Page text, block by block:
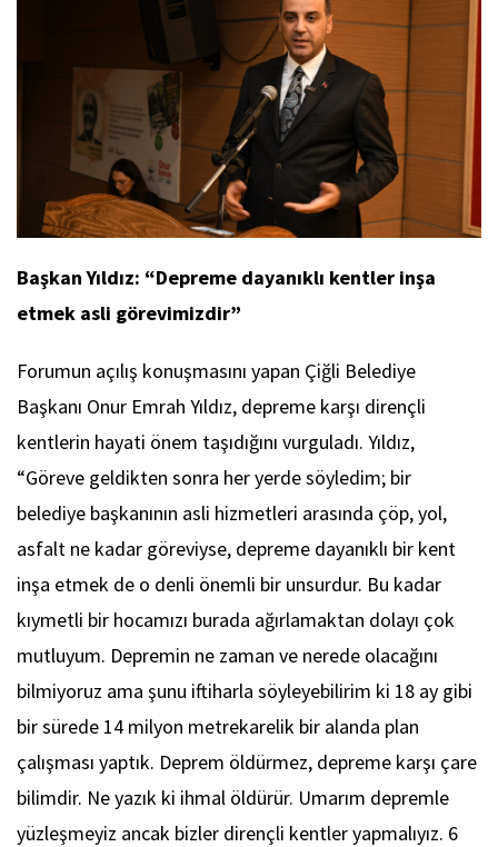
Başkan Yıldız: “Depreme dayanıklı kentler inşa
etmek asli görevimizdir”
Forumun açılış konuşmasını yapan Çiğli Belediye
Başkanı Onur Emrah Yıldız, depreme karşı dirençli
kentlerin hayati önem taşıdığını vurguladı. Yıldız,
“Göreve geldikten sonra her yerde söyledim; bir
belediye başkanının asli hizmetleri arasında çöp, yol,
asfalt ne kadar göreviyse, depreme dayanıklı bir kent
inşa etmek de o denli önemli bir unsurdur. Bu kadar
kıymetli bir hocamızı burada ağırlamaktan dolayı çok
mutluyum. Depremin ne zaman ve nerede olacağını
bilmiyoruz ama şunu iftiharla söyleyebilirim ki 18 ay gibi
bir sürede 14 milyon metrekarelik bir alanda plan
çalışması yaptık. Deprem öldürmez, depreme karşı çare
bilimdir. Ne yazık ki ihmal öldürür. Umarım depremle
yüzleşmeyiz ancak bizler dirençli kentler yapmalıyız. 6